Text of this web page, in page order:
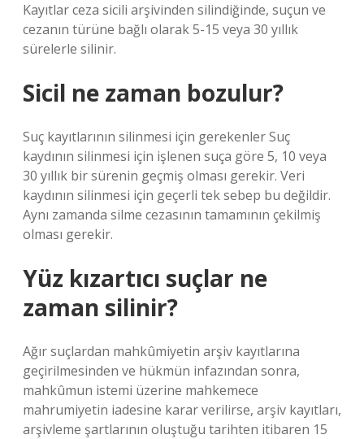
Kayıtlar ceza sicili arşivinden silindiğinde, suçun ve
cezanın türüne bağlı olarak 5-15 veya 30 yıllık
sürelerle silinir.
Sicil ne zaman bozulur?
Suç kayıtlarının silinmesi için gerekenler Suç
kaydının silinmesi için işlenen suça göre 5, 10 veya
30 yıllık bir sürenin geçmiş olması gerekir. Veri
kaydının silinmesi için geçerli tek sebep bu değildir.
Aynı zamanda silme cezasının tamamının çekilmiş
olması gerekir.
Yüz kızartıcı suçlar ne
zaman silinir?
Ağır suçlardan mahkûmiyetin arşiv kayıtlarına
geçirilmesinden ve hükmün infazından sonra,
mahkûmun istemi üzerine mahkemece
mahrumiyetin iadesine karar verilirse, arşiv kayıtları,
arşivleme şartlarının oluştuğu tarihten itibaren 15